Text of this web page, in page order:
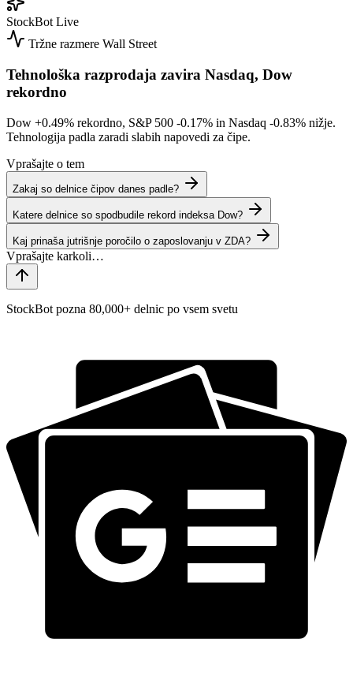
StockBot Live
Tržne razmere Wall Street
Tehnološka razprodaja zavira Nasdaq, Dow
rekordno
Dow +0.49% rekordno, S&P 500 -0.17% in Nasdaq -0.83% nižje.
Tehnologija padla zaradi slabih napovedi za čipe.
Vprašajte o tem
Zakaj so delnice čipov danes padle?
Katere delnice so spodbudile rekord indeksa Dow?
Kaj prinaša jutrišnje poročilo o zaposlovanju v ZDA?
StockBot pozna 80,000+ delnic po vsem svetu